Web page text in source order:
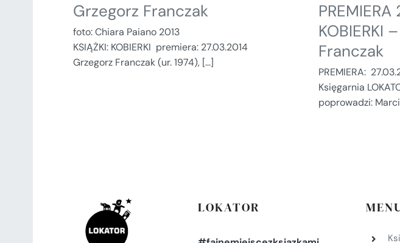
Grzegorz Franczak
foto: Chiara Paiano 2013
KSIĄŻKI: KOBIERKI premiera: 27.03.2014
Grzegorz Franczak (ur. 1974), [...]
KOBIERKI
Franczak
PREMIERA:
Księgarnia
poprowadzi:
LOKATOR